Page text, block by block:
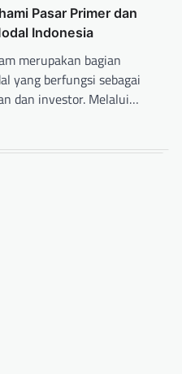
Pasar Primer dan
Indonesia
merupakan bagian
yang berfungsi sebagai
dan investor. Melalui…